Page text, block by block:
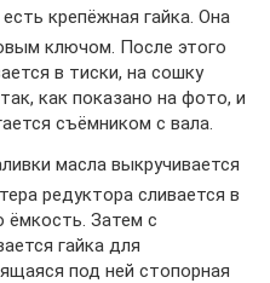
крепёжная гайка. Она
ключом. После этого
в тиски, на сошку
как показано на фото, и
съёмником с вала.
масла выкручивается
редуктора сливается в
ёмкость. Затем с
гайка для
под ней стопорная